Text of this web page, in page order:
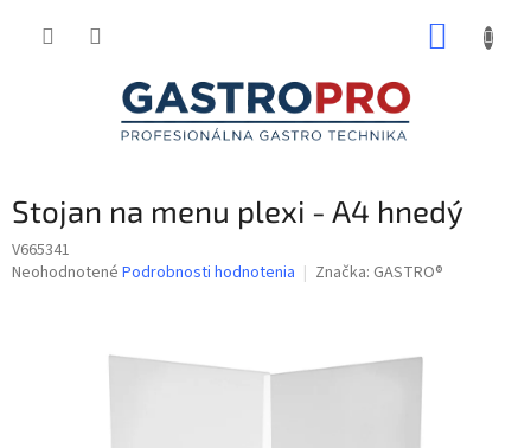
Stojan na menu plexi - A4 hnedý
V665341
Priemerné
Neohodnotené Podrobnosti hodnotenia Značka: GASTRO®